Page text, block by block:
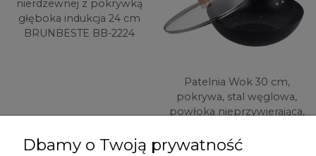
nierdzewnej z pokrywką
głęboka indukcja 24 cm
BRUNBESTE BB-2224
Patelnia Wok 30 cm,
pokrywa, stal węglowa,
powłoka nieprzywierająca,
49,90 zł
Dbamy o Twoją prywatność